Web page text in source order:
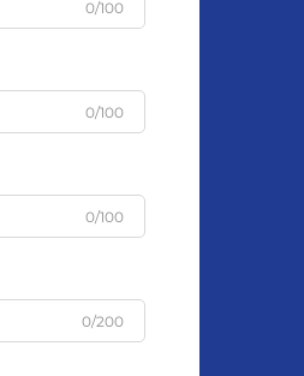
0/100
0/100
0/100
0/200